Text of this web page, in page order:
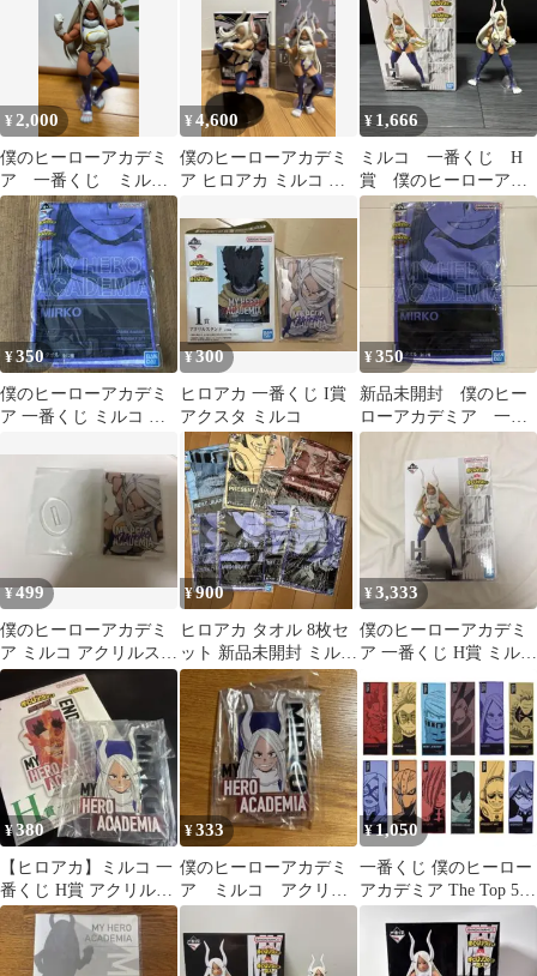
LF8176 f101
¥ 2,000
僕のヒーローアカデミ
ア 一番くじ ミル
コ フィギュア
¥4,600
僕のヒーローアカデミ
ア ヒロアカ ミルコ フ
じ
¥ 1,666
ミルコ 一番くじ H
賞 僕のヒーローアカ
デミア ヒロアカ 突
入 箱あり
¥350
僕のヒーローアカデミ
ア 一番くじ ミルコ タ
¥300
ヒロアカ 一番くじ I賞
アクスタ ミルコ
¥350
新品未開封 僕のヒー
ローアカデミア 一番
くじ ミルコ タオル
¥499
僕のヒーローアカデミ
ア ミルコ アクリルスタ
ンド
¥900
ヒロアカ タオル 8枚セ
ット 新品未開封 ミル
コ Mt.レディ まとめ
売り
¥3,333
僕のヒーローアカデミ
ア 一番くじ H賞 ミルコ
¥380
【ヒロアカ】ミルコ 一
番くじ H賞 アクリルス
タンド
¥333
僕のヒーローアカデミ
ア ミルコ アクリル
スタンド 一番くじ
The Top 5!
¥1,050
一番くじ 僕のヒーロー
アカデミア The Top 5！
I賞 タオル 全12種 ★